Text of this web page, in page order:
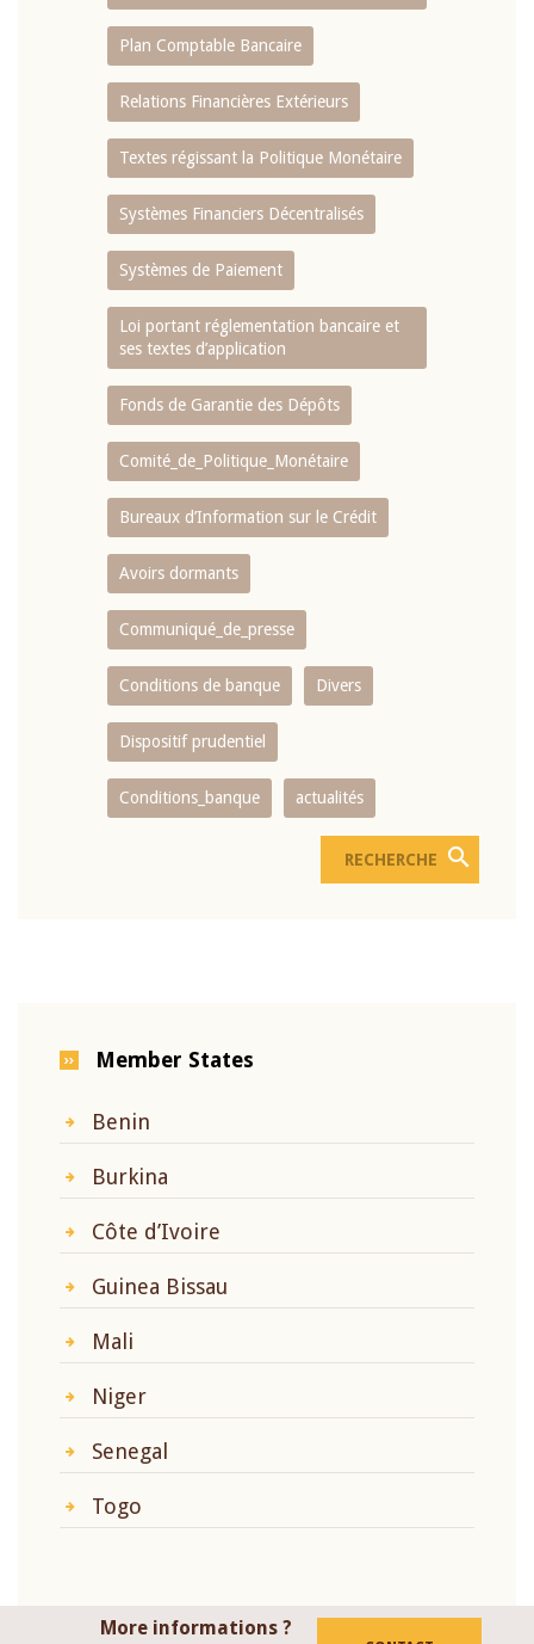
Plan Comptable Bancaire
Relations Financières Extérieurs
Textes régissant la Politique Monétaire
Systèmes Financiers Décentralisés
Systèmes de Paiement
Loi portant réglementation bancaire et
ses textes d’application
Fonds de Garantie des Dépôts
Comité_de_Politique_Monétaire
Bureaux d’Information sur le Crédit
Avoirs dormants
Communiqué_de_presse
Conditions de banque Divers
Dispositif prudentiel
Conditions_banque actualités
Member States
Benin
Burkina
Côte d’Ivoire
Guinea Bissau
Mali
Niger
Senegal
Togo
More informations ?